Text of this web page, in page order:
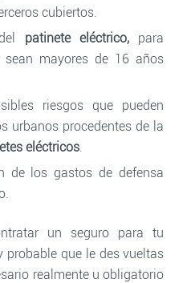
cubiertos.
patinete eléctrico, para
mayores de 16 años
riesgos que pueden
urbanos procedentes de la
eléctricos.
de los gastos de defensa
un seguro para tu
probable que le des vueltas
realmente u obligatorio